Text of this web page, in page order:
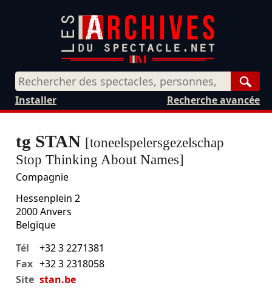
Recherche avancée
Installer
tg STAN [toneelspelersgezelschap
Stop Thinking About Names]
Compagnie
Hessenplein 2
2000 Anvers
Belgique
Tél
+32 3 2271381
Fax +32 3 2318058
Site stan.be